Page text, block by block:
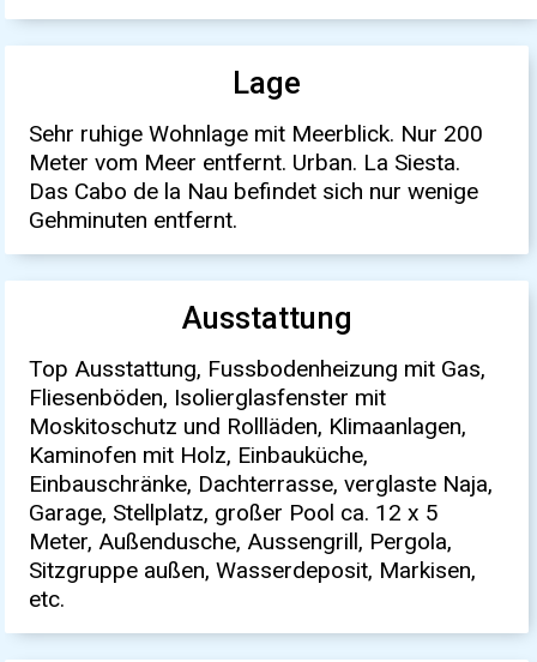
Lage
Sehr ruhige Wohnlage mit Meerblick. Nur 200
Meter vom Meer entfernt. Urban. La Siesta.
Das Cabo de la Nau befindet sich nur wenige
Gehminuten entfernt.
Ausstattung
Top Ausstattung, Fussbodenheizung mit Gas,
Fliesenböden, Isolierglasfenster mit
Moskitoschutz und Rollläden, Klimaanlagen,
Kaminofen mit Holz, Einbauküche,
Einbauschränke, Dachterrasse, verglaste Naja,
Garage, Stellplatz, großer Pool ca. 12 x 5
Meter, Außendusche, Aussengrill, Pergola,
Sitzgruppe außen, Wasserdeposit, Markisen,
etc.